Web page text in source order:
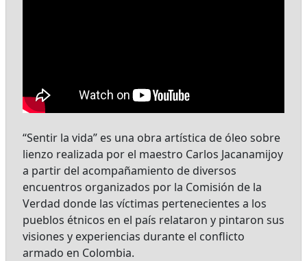
“Sentir la vida” es una obra artística de óleo sobre
lienzo realizada por el maestro Carlos Jacanamijoy
a partir del acompañamiento de diversos
encuentros organizados por la Comisión de la
Verdad donde las víctimas pertenecientes a los
pueblos étnicos en el país relataron y pintaron sus
visiones y experiencias durante el conflicto
armado en Colombia.